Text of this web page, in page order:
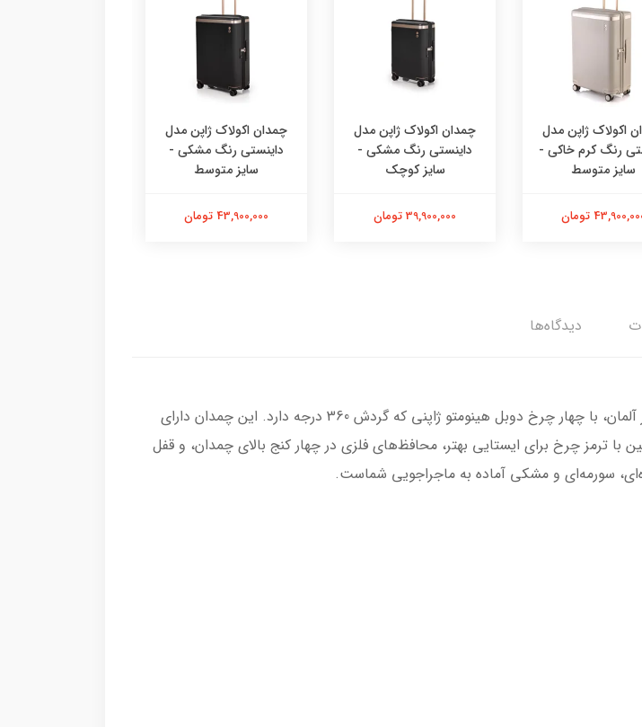
اکولاک ژاپن مدل
رنگ کرم‌ خاکی -
سایز متوسط
تومان
چمدان اکولاک ژاپن مدل
داینستی رنگ مشکی -
سایز کوچک
39,900,000 تومان
چمدان اکولاک ژاپن مدل
داینستی رنگ مشکی -
سایز متوسط
43,900,000 تومان
دیدگاه‌ها
یک چمدان بی‌نظیر، ساخته شده از پلی‌کربنات خالص 100% با مشخصات بایر آلمان، با چهار چرخ دوبل هینومتو ژاپنی که گردش 360 درجه دارد. این چمدان دارای
چرخ برای ایستایی بهتر، محافظ‌های فلزی در چهار کنج بالای چمدان، و قفل